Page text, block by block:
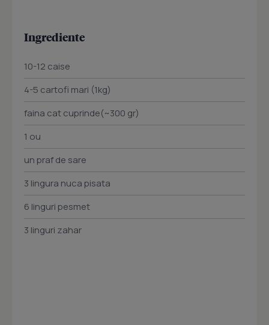
Ingrediente
10-12 caise
4-5 cartofi mari (1kg)
faina cat cuprinde(~300 gr)
1 ou
un praf de sare
3 lingura nuca pisata
6 linguri pesmet
3 linguri zahar